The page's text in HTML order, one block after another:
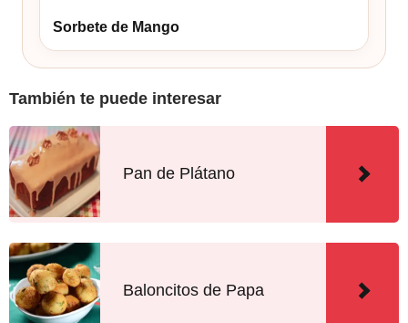
Sorbete de Mango
También te puede interesar
Pan de Plátano
Baloncitos de Papa